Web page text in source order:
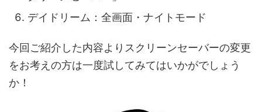
デイドリーム：全画面・ナイトモード
今回ご紹介した内容よりスクリーンセーバーの変更
をお考えの方は一度試してみてはいかがでしょう
か！